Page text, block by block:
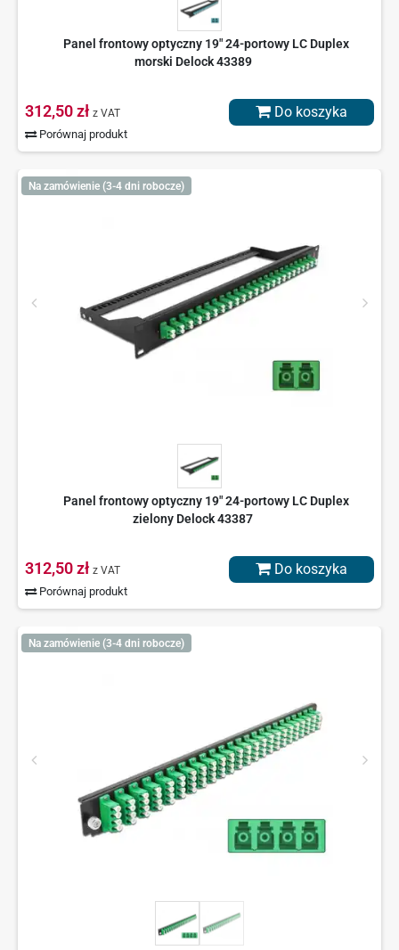
Panel frontowy optyczny 19" 24-portowy LC Duplex
morski Delock 43389
312,50 zł z VAT
Porównaj produkt
Do koszyka
Na zamówienie (3-4 dni robocze)
Panel frontowy optyczny 19" 24-portowy LC Duplex
zielony Delock 43387
312,50 zł z VAT
Porównaj produkt
Do koszyka
Na zamówienie (3-4 dni robocze)